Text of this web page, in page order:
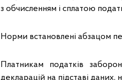
з обчисленням і сплатою
Норми встановлені абзацом
Платникам податків
декларацій на підставі